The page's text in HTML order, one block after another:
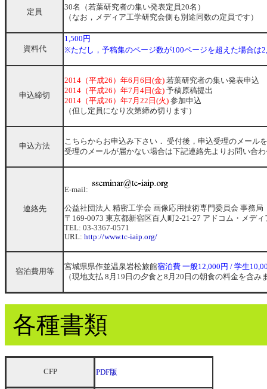
定員
30名（若葉研究者の集い発表定員20名）
（なお，メディア工学研究会側も別途同数の定員です）
資料代
1,500円
※ただし，予稿集のページ数が100ページを超えた場合は
申込締切
2014（平成26）年6月6日(金) 若葉研究者の集い発表申込
2014（平成26）年7月4日(金) 予稿原稿提出
2014（平成26）年7月22日(火) 参加申込
（但し定員になり次第締め切ります）
申込方法
こちらからお申込み下さい． 受付後，申込受理のメール
受理のメールが届かない場合は下記連絡先よりお問い合
連絡先
E-mail:
公益社団法人 精密工学会 画像応用技術専門委員会 事務局
〒169-0073 東京都新宿区百人町2-21-27 アドコム・メディ
TEL: 03-3367-0571
URL: http://www.tc-iaip.org/
宿泊費用等
宮城県県作並温泉岩松旅館宿泊費 一般12,000円 / 学生
（現地支払 8月19日の夕食と8月20日の朝食の料金を含み
各種書類
CFP PDF版